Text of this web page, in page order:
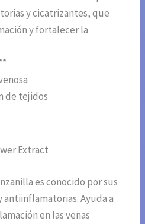
y cicatrizantes, que
y fortalecer la
de tejidos
Extract
es conocido por sus
Ayuda a
en las venas